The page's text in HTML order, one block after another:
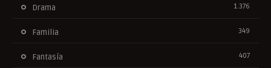
Drama 1.376
Familia 349
Fantasía 407